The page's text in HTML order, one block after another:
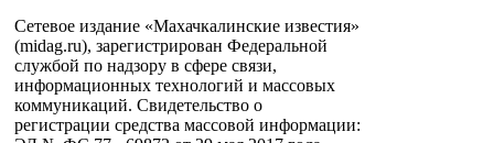
Сетевое издание «Махачкалинские известия»
(midag.ru), зарегистрирован Федеральной
службой по надзору в сфере связи,
информационных технологий и массовых
коммуникаций. Свидетельство о
регистрации средства массовой информации: